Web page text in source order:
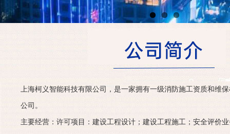
上海柯义智能科技有限公司，是一家拥有一级消防施工资质和维
公司。
主要经营：许可项目：建设工程设计；建设工程施工；安全评价